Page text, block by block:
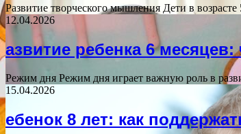
Развитие творческого мышления Дети в
12.04.2026
азвитие ребенка 6 месяцев:
Режим дня Режим дня играет важную роль в
15.04.2026
ебенок 8 лет: как